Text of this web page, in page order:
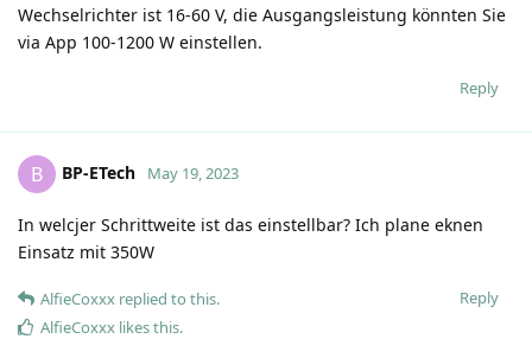
Wechselrichter ist 16-60 V, die Ausgangsleistung könnten Sie
via App 100-1200 W einstellen.
Reply
B BP-ETech May 19, 2023
In welcjer Schrittweite ist das einstellbar? Ich plane eknen
Einsatz mit 350W
Reply
AlfieCoxxx replied to this.
AlfieCoxxx likes this.